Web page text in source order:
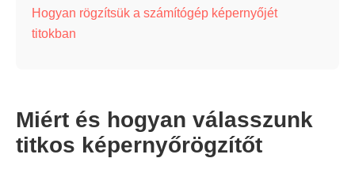
Hogyan rögzítsük a számítógép képernyőjét
titokban
Miért és hogyan válasszunk
titkos képernyőrögzítőt